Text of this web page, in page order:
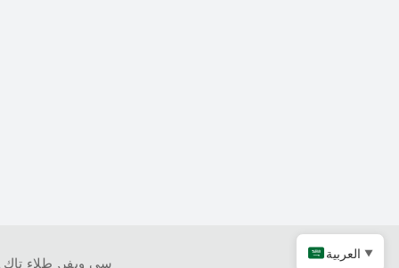
سي ويفر, طلاء تاك
العربية ▼